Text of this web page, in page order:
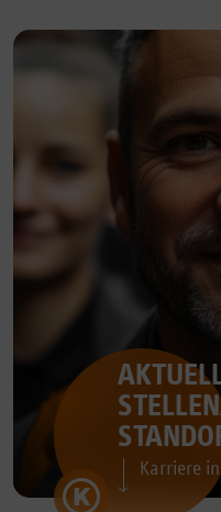
Karriere